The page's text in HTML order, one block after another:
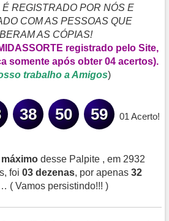
REGISTRADO POR NÓS E
COM AS PESSOAS QUE
AS CÓPIAS!
registrado pelo Site,
somente após obter 04 acertos).
trabalho a Amigos)
38 50 59 01 Acerto!
desse Palpite , em 2932
foi 03 dezenas, por apenas 32
( Vamos persistindo!!! )